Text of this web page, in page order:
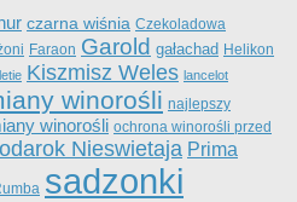
czarna wiśnia Czekoladowa
Faraon Garold gałachad Helikon
Kiszmisz Weles lancelot
winorośli najlepszy
winorośli ochrona winorośli przed
Nieswietaja Prima
sadzonki